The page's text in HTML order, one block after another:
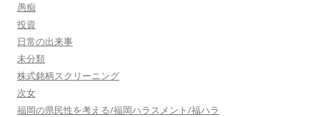
愚痴
投資
日常の出来事
未分類
株式銘柄スクリーニング
次女
福岡の県民性を考える/福岡ハラスメント/福ハラ